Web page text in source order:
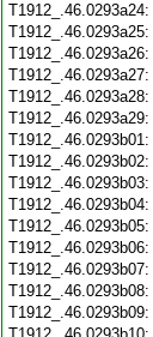
T1912_.46.0293a24:
T1912_.46.0293a25:
T1912_.46.0293a26:
T1912_.46.0293a27:
T1912_.46.0293a28:
T1912_.46.0293a29:
T1912_.46.0293b01:
T1912_.46.0293b02:
T1912_.46.0293b03:
T1912_.46.0293b04:
T1912_.46.0293b05:
T1912_.46.0293b06:
T1912_.46.0293b07:
T1912_.46.0293b08:
T1912_.46.0293b09: